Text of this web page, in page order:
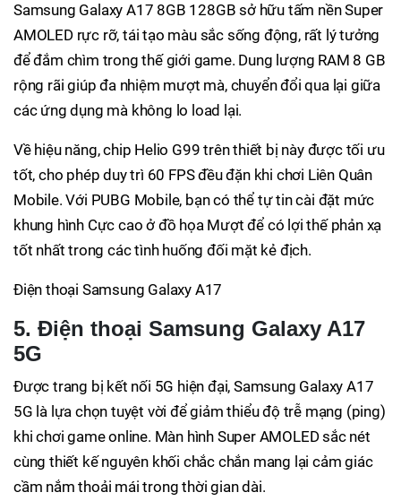
Samsung Galaxy A17 8GB 128GB sở hữu tấm nền Super
AMOLED rực rỡ, tái tạo màu sắc sống động, rất lý tưởng
để đắm chìm trong thế giới game. Dung lượng RAM 8 GB
rộng rãi giúp đa nhiệm mượt mà, chuyển đổi qua lại giữa
các ứng dụng mà không lo load lại.
Về hiệu năng, chip Helio G99 trên thiết bị này được tối ưu
tốt, cho phép duy trì 60 FPS đều đặn khi chơi Liên Quân
Mobile. Với PUBG Mobile, bạn có thể tự tin cài đặt mức
khung hình Cực cao ở đồ họa Mượt để có lợi thế phản xạ
tốt nhất trong các tình huống đối mặt kẻ địch.
Điện thoại Samsung Galaxy A17
5. Điện thoại Samsung Galaxy A17
5G
Được trang bị kết nối 5G hiện đại, Samsung Galaxy A17
5G là lựa chọn tuyệt vời để giảm thiểu độ trễ mạng (ping)
khi chơi game online. Màn hình Super AMOLED sắc nét
cùng thiết kế nguyên khối chắc chắn mang lại cảm giác
cầm nắm thoải mái trong thời gian dài.